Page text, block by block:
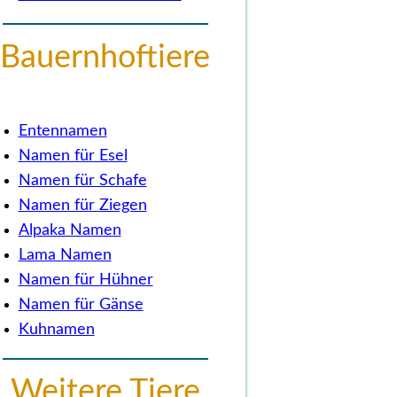
Bauernhoftiere
Entennamen
Namen für Esel
Namen für Schafe
Namen für Ziegen
Alpaka Namen
Lama Namen
Namen für Hühner
Namen für Gänse
Kuhnamen